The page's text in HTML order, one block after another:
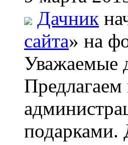
Дачник
сайта» на
Уважаемые
подарками.